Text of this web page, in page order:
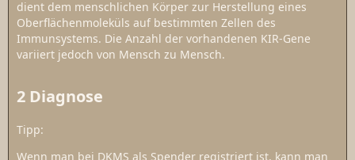
dient dem menschlichen Körper zur Herstellung eines
Oberflächenmoleküls auf bestimmten Zellen des
Immunsystems. Die Anzahl der vorhandenen KIR-Gene
variiert jedoch von Mensch zu Mensch.
2 Diagnose
Tipp:
Wenn man bei DKMS als Spender registriert ist, kann man